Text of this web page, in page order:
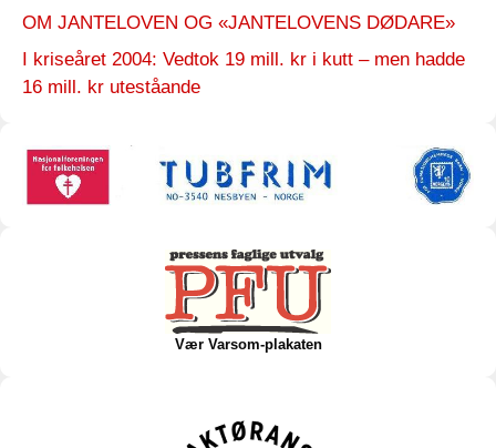
OM JANTELOVEN OG «JANTELOVENS DØDARE»
I kriseåret 2004: Vedtok 19 mill. kr i kutt – men hadde
16 mill. kr uteståande
Vær Varsom-plakaten